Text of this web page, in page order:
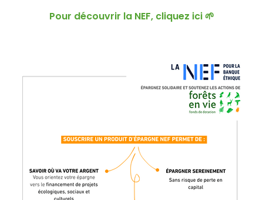
Pour découvrir la NEF, cliquez ici 🌱